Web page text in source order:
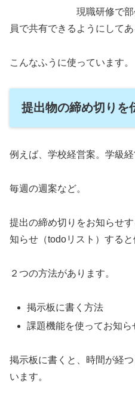
現職研修で部会で出
員で共有できるようにしてあ
こんなふうに使っています。
提出物の締め切りを
例えば、学校経営案。学級経
毎週の週案など。
提出の締め切りをお知らせ
知らせ（todoリスト）すると
２つの方法があります。
掲示板に書く方法
課題機能を使ってお知ら
掲示板に書くと、時間が経
います。